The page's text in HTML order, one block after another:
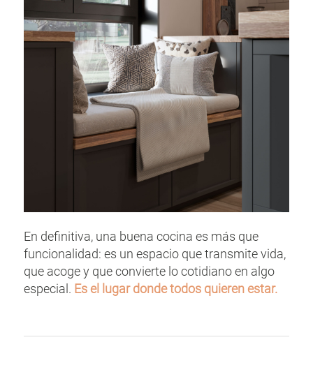
En definitiva, una buena cocina es más que
funcionalidad: es un espacio que transmite vida,
que acoge y que convierte lo cotidiano en algo
especial. Es el lugar donde todos quieren estar.